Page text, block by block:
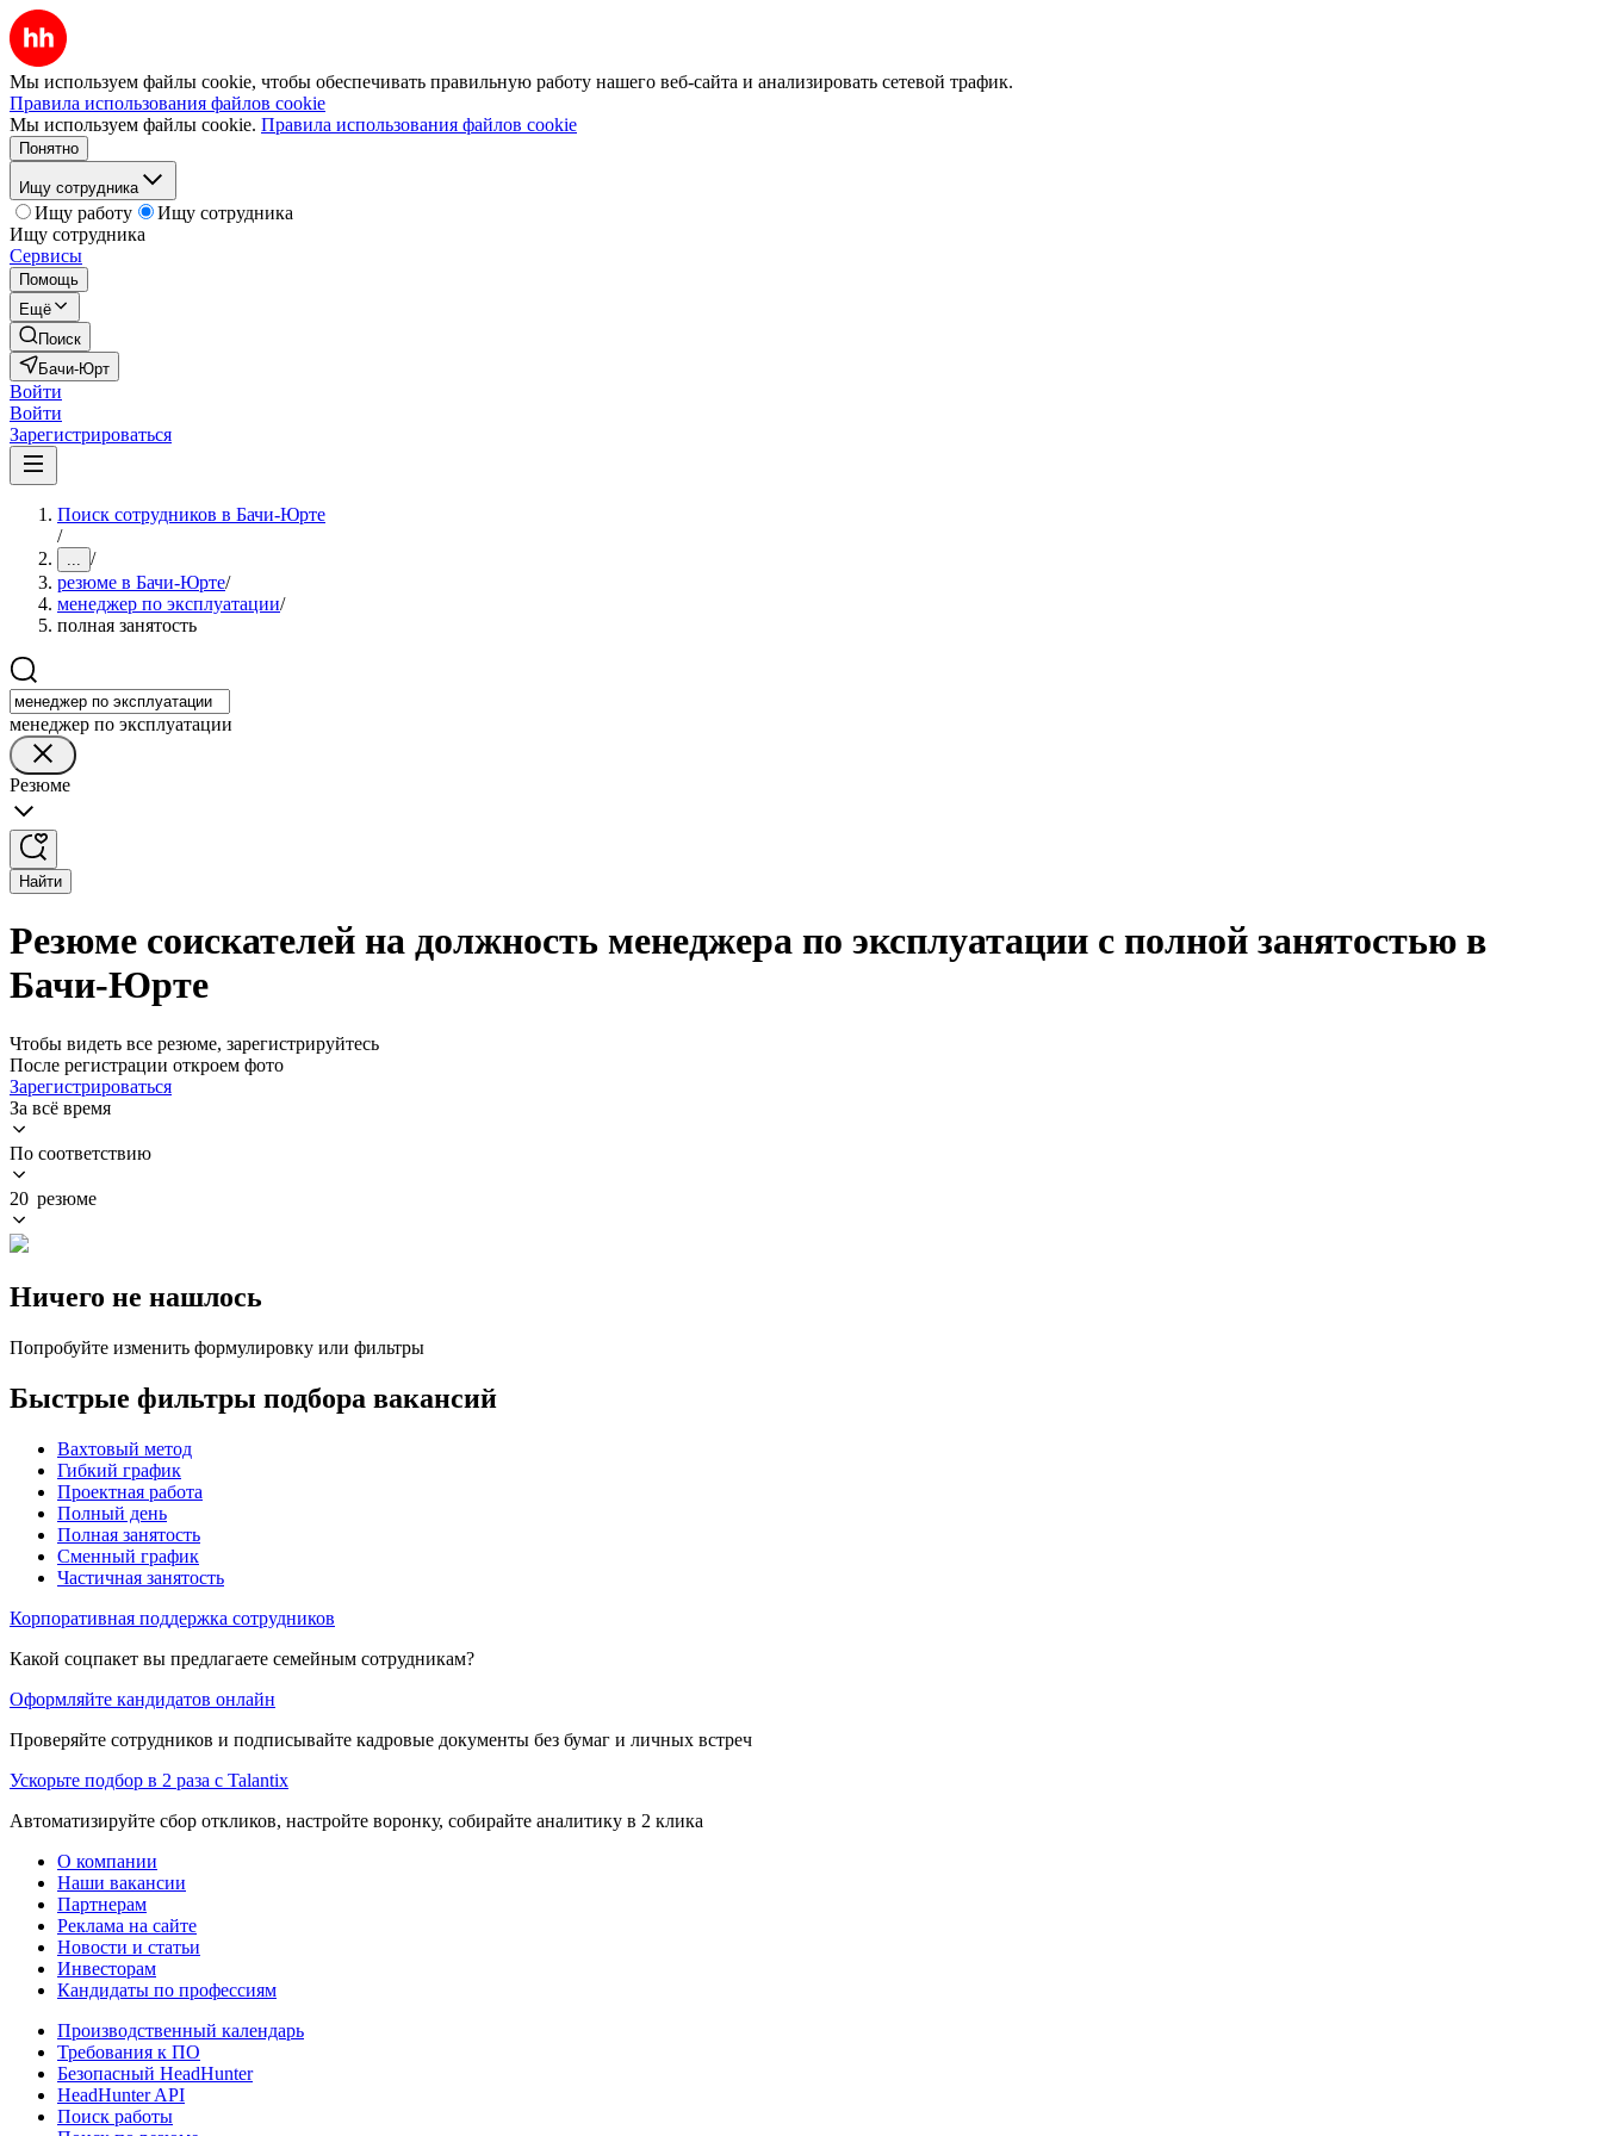
Мы используем файлы cookie, чтобы обеспечивать правильную работу нашего веб-сайта и анализировать сетевой трафик.
Правила использования файлов cookie
Мы используем файлы cookie. Правила использования файлов cookie
Понятно
Ищу сотрудника
Ищу работу
Ищу сотрудника
Ищу сотрудника
Сервисы
Помощь
Ещё
Поиск
Бачи-Юрт
Войти
Войти
Зарегистрироваться
Поиск сотрудников в Бачи-Юрте
/
... /
резюме в Бачи-Юрте/
менеджер по эксплуатации/
полная занятость
менеджер по эксплуатации
Резюме
Найти
Резюме соискателей на должность менеджера по эксплуатации с полной занятостью в
Бачи-Юрте
Чтобы видеть все резюме, зарегистрируйтесь
После регистрации откроем фото
Зарегистрироваться
За всё время
По соответствию
20 резюме
Ничего не нашлось
Попробуйте изменить формулировку или фильтры
Быстрые фильтры подбора вакансий
Вахтовый метод
Гибкий график
Проектная работа
Полный день
Полная занятость
Сменный график
Частичная занятость
Корпоративная поддержка сотрудников
Какой соцпакет вы предлагаете семейным сотрудникам?
Оформляйте кандидатов онлайн
Проверяйте сотрудников и подписывайте кадровые документы без бумаг и личных встреч
Ускорьте подбор в 2 раза с Talantix
Автоматизируйте сбор откликов, настройте воронку, собирайте аналитику в 2 клика
О компании
Наши вакансии
Партнерам
Реклама на сайте
Новости и статьи
Инвесторам
Кандидаты по профессиям
Производственный календарь
Требования к ПО
Безопасный HeadHunter
HeadHunter API
Поиск работы